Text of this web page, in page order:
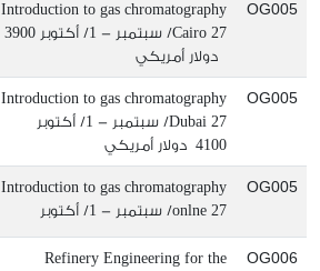
OG005
Introduction to gas chromatography
Cairo 27/ سبتمبر - 1/ أكتوبر
3900
دولار أمريكي
OG005
Introduction to gas chromatography
Dubai 27/ سبتمبر - 1/ أكتوبر
4100 دولار أمريكي
OG005
Introduction to gas chromatography
onlne 27/ سبتمبر - 1/ أكتوبر
OG006
Refinery Engineering for the